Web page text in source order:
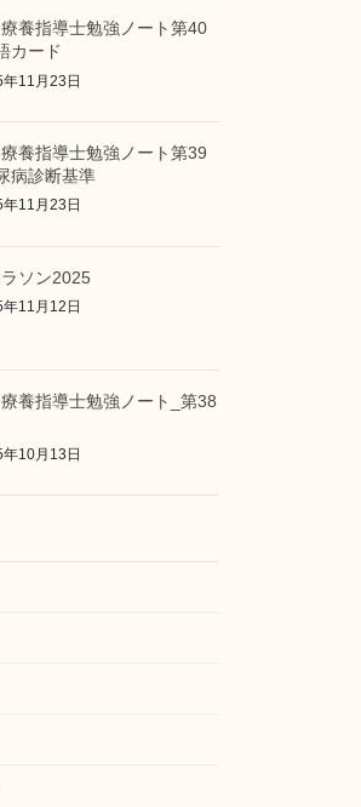
養指導士勉強ノート第40
カード
11月23日
養指導士勉強ノート第39
病診断基準
11月23日
ソン2025
11月12日
養指導士勉強ノート_第38
10月13日